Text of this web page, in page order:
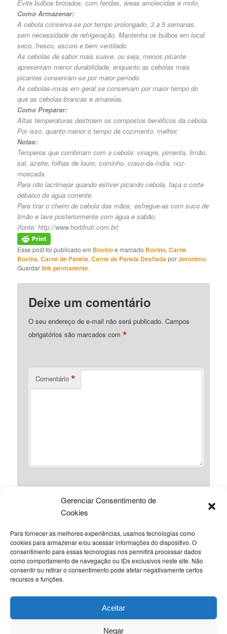
Gerenciar Consentimento de
Cookies
Para fornecer as melhores experiências, usamos tecnologias como
cookies para armazenar e/ou acessar informações do dispositivo. O
consentimento para essas tecnologias nos permitirá processar dados
como comportamento de navegação ou IDs exclusivos neste site. Não
consentir ou retirar o consentimento pode afetar negativamente certos
recursos e funções.
Aceitar
Negar
Evite bulbos brotados, com feridas, áreas amolecidas e mofo.
Como Armazenar:
A cebola conserva-se por tempo prolongado, 3 a 5 semanas,
sem necessidade de refrigeração. Mantenha os bulbos em local
seco, fresco, escuro e bem ventilado.
As cebolas de sabor mais suave, ou seja, menos picante
apresentam menor durabilidade, enquanto as cebolas mais
picantes conservam-se por maior período.
As cebolas-roxas em geral se conservam por maior tempo do
que as cebolas-brancas e amarelas.
Como Preparar:
Altas temperaturas destroem os compostos benéficos da cebola.
Por isso, quanto menor o tempo de cozimento, melhor.
Notas:
Temperos que combinam com a cebola: vinagre, pimenta, limão,
sal, azeite, folhas de louro, cominho, cravo-da-índia, noz-
moscada.
Para não lacrimejar quando estiver picando cebola, faça o corte
debaixo da água corrente.
Para tirar o cheiro de cebola das mãos, esfregue-as com suco de
limão e lave posteriormente com água e sabão.
(fonte:http://www.hortifruti.com.br)
Esse post foi publicado em Bovinoe marcado Bovino,Carne
Bovina,Carne de Panela,Carne de Panela DesfiadaporJeronimo.
Guardarlink permanente.
Deixe um comentário
O seu endereço de e-mail não será publicado. Campos
obrigatórios são marcados com*
Comentário *
*
E-mail *